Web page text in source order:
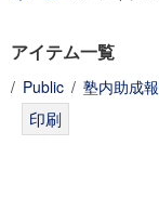
科学研究費
慶應義塾大
アイテム一覧
/ Public / 塾内助成